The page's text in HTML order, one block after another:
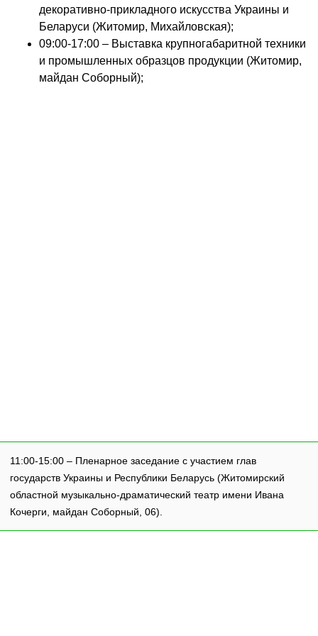
декоративно-прикладного искусства Украины и
Беларуси (Житомир, Михайловская);
09:00-17:00 – Выставка крупногабаритной техники
и промышленных образцов продукции (Житомир,
майдан Соборный);
11:00-15:00 – Пленарное заседание с участием глав
государств Украины и Республики Беларусь (Житомирский
областной музыкально-драматический театр имени Ивана
Кочерги, майдан Соборный, 06).